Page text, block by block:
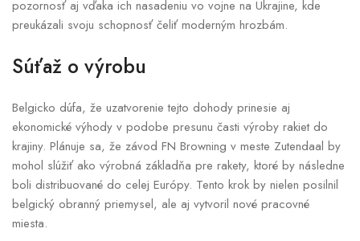
pozornosť aj vďaka ich nasadeniu vo vojne na Ukrajine, kde
preukázali svoju schopnosť čeliť moderným hrozbám.
Súťaž o výrobu
Belgicko dúfa, že uzatvorenie tejto dohody prinesie aj
ekonomické výhody v podobe presunu časti výroby rakiet do
krajiny. Plánuje sa, že závod FN Browning v meste Zutendaal by
mohol slúžiť ako výrobná základňa pre rakety, ktoré by následne
boli distribuované do celej Európy. Tento krok by nielen posilnil
belgický obranný priemysel, ale aj vytvoril nové pracovné
miesta.